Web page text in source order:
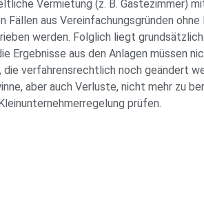
Vermietung (z. B. Gästezimmer)
aus Vereinfachungsgründen
werden. Folglich liegt
Ergebnisse aus den Anlagen müssen
verfahrensrechtlich noch geändert
aber auch Verluste, nicht mehr zu
prüfen.